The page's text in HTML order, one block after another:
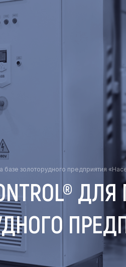
золоторудного предприятия